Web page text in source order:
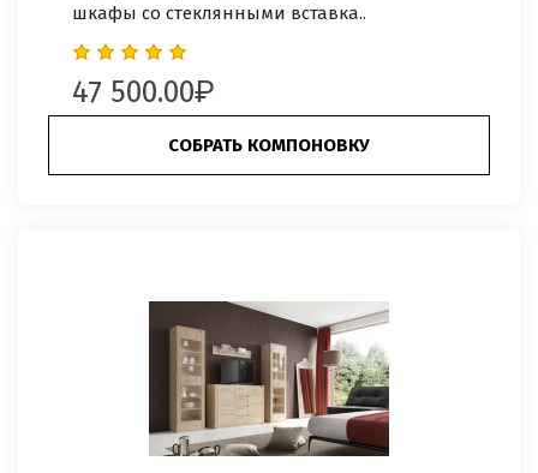
шкафы со стеклянными вставка..
47 500.00
СОБРАТЬ КОМПОНОВКУ